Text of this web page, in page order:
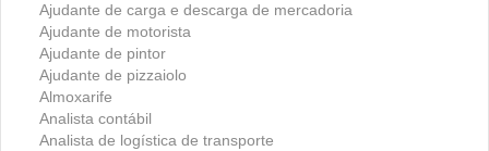
Ajudante de carga e descarga de mercadoria
Ajudante de motorista
Ajudante de pintor
Ajudante de pizzaiolo
Almoxarife
Analista contábil
Analista de logística de transporte